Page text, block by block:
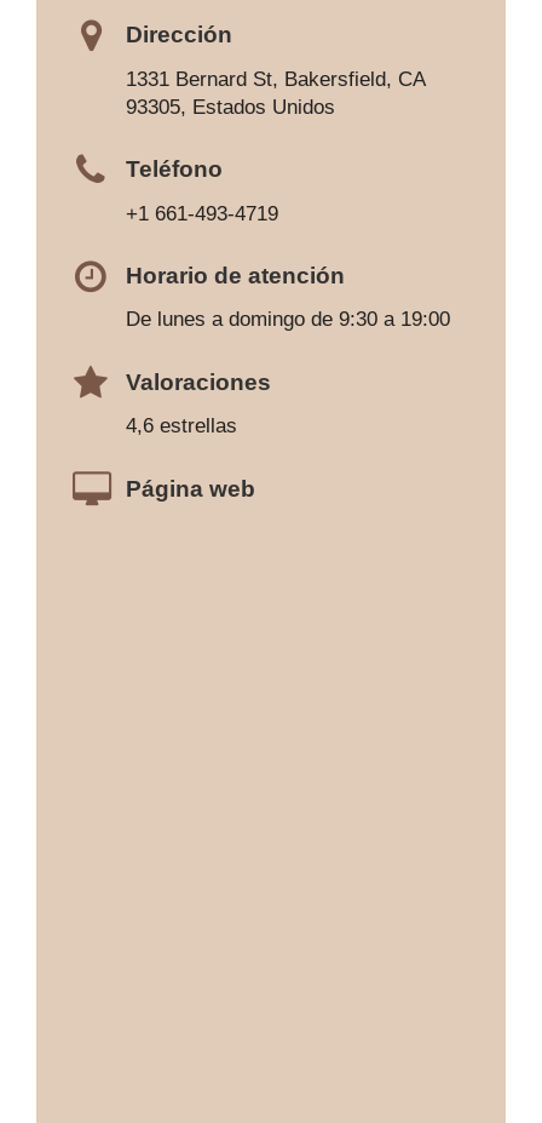
Dirección
1331 Bernard St, Bakersfield, CA
93305, Estados Unidos
Teléfono
+1 661-493-4719
Horario de atención
De lunes a domingo de 9:30 a 19:00
Valoraciones
4,6 estrellas
Página web